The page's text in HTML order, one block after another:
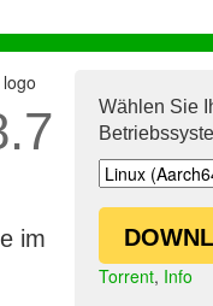
Wählen Sie
Torrent, Info
im